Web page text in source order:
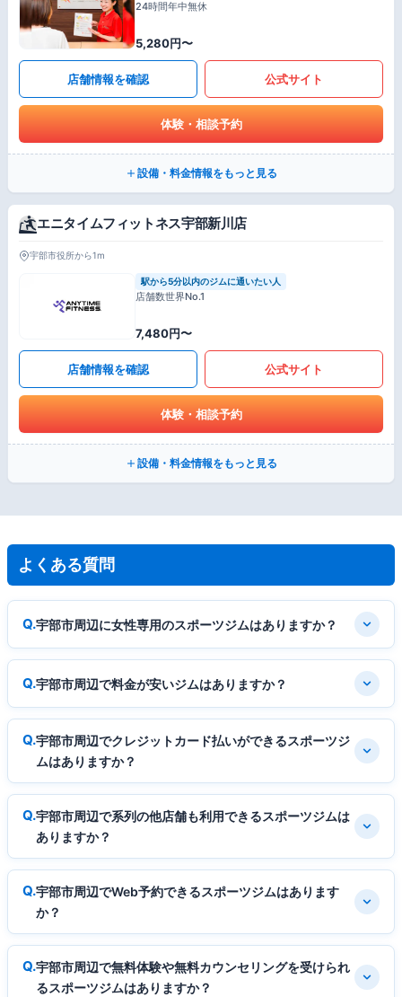
24時間年中無休
5,280円〜
店舗情報を確認 公式サイト
体験・相談予約
設備・料金情報をもっと見る
エニタイムフィットネス宇部新川店
宇部市役所から1m
駅から5分以内のジムに通いたい人
店舗数世界No.1
7,480円〜
店舗情報を確認 公式サイト
体験・相談予約
設備・料金情報をもっと見る
よくある質問
宇部市周辺に女性専用のスポーツジムはありますか？
宇部市周辺で料金が安いジムはありますか？
宇部市周辺でクレジットカード払いができるスポーツジ
ムはありますか？
宇部市周辺で系列の他店舗も利用できるスポーツジムは
ありますか？
宇部市周辺でWeb予約できるスポーツジムはあります
か？
宇部市周辺で無料体験や無料カウンセリングを受けられ
るスポーツジムはありますか？